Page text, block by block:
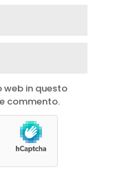
web in questo
commento.